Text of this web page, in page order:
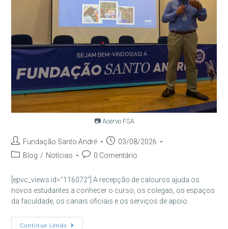
📷 Acervo FSA
Autor
do
Fundação Santo André
Post
publicado:
03/08/2026
Categoria
post:
Blog / Notícias
Comentários
post:
0 Comentário
[epvc_views id="116072"] A recepção de calouros ajuda os
novos estudantes a conhecer o curso, os colegas, os espaços
da faculdade, os canais oficiais e os serviços de apoio.
Continue Lendo
Recepção